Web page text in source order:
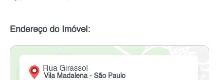
Endereço do Imóvel:
Rua Girassol
Vila Madalena - São Paulo